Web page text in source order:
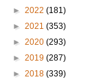
► 2022 (181)
► 2021 (353)
► 2020 (293)
► 2019 (287)
► 2018 (339)